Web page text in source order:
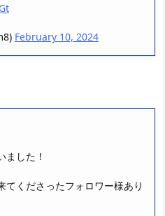
February 10, 2024
ました！
てくださったフォロワー様あり